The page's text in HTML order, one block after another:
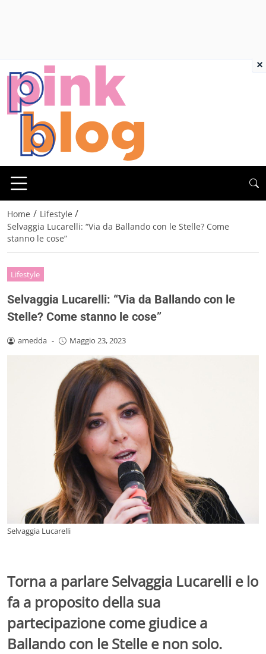
Home / Lifestyle /
Selvaggia Lucarelli: “Via da Ballando con le Stelle? Come
stanno le cose”
Lifestyle
Selvaggia Lucarelli: “Via da Ballando con le
Stelle? Come stanno le cose”
amedda - Maggio 23, 2023
Selvaggia Lucarelli
Torna a parlare Selvaggia Lucarelli e lo
fa a proposito della sua
partecipazione come giudice a
Ballando con le Stelle e non solo.
×